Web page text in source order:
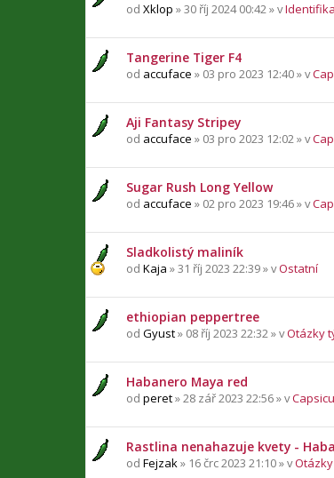
od Xklop » 30 říj 2024 00:42 » v
Tangerine Tiger F4
od accuface » 03 pro 2023 12:40 » v
Aji Fantasy Stripey
od accuface » 03 pro 2023 12:02 » v
Sugar Rush Long Yellow
od accuface » 02 pro 2023 19:46 » v
Sladkolistý maliník
od Kaja » 31 říj 2023 22:39 » vOstatní
ethiopian peppertree
od Gyust» 08 říj 2023 22:32 » vOtázky
Habanero Maya red
od peret» 28 zář 2023 22:56 » v
Rastlina nenahazuje kvety -
od Fejzak » 16 črc 2023 21:10 » v